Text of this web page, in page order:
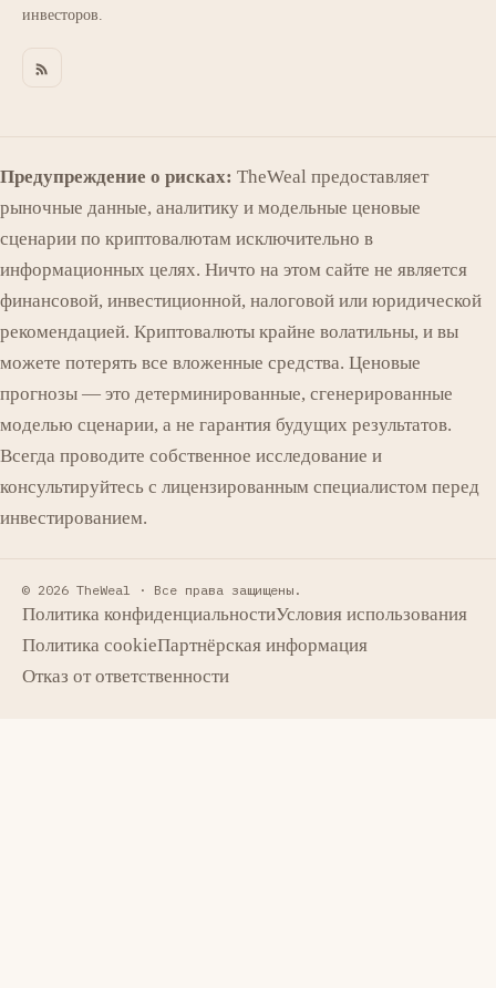
инвесторов.
Предупреждение о рисках: TheWeal предоставляет
рыночные данные, аналитику и модельные ценовые
сценарии по криптовалютам исключительно в
информационных целях. Ничто на этом сайте не является
финансовой, инвестиционной, налоговой или юридической
рекомендацией. Криптовалюты крайне волатильны, и вы
можете потерять все вложенные средства. Ценовые
прогнозы — это детерминированные, сгенерированные
моделью сценарии, а не гарантия будущих результатов.
Всегда проводите собственное исследование и
консультируйтесь с лицензированным специалистом перед
инвестированием.
© 2026 TheWeal · Все права защищены.
Политика конфиденциальностиУсловия использования
Политика cookieПартнёрская информация
Отказ от ответственности